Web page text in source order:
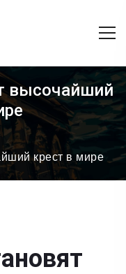
высочайший
крест в мире